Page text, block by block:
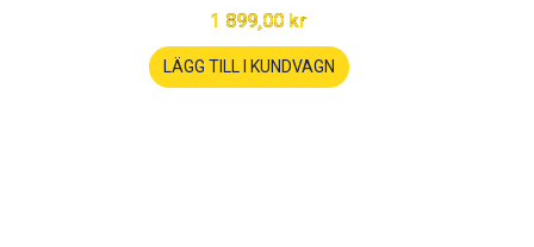
1 899,00 kr
LÄGG TILL I KUNDVAGN